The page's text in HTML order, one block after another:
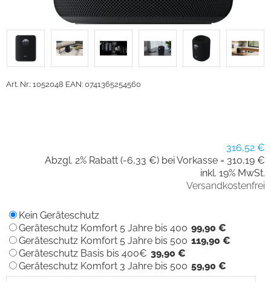
Art. Nr.: 1052048 EAN: 0741365254560
316,52 €
Abzgl. 2% Rabatt (-6,33 €) bei Vorkasse = 310,19 €
inkl. 19% MwSt.
Versandkostenfrei
Kein Geräteschutz
Geräteschutz Komfort 5 Jahre bis 400 99,90 €
Geräteschutz Komfort 5 Jahre bis 500 119,90 €
Geräteschutz Basis bis 400€ 39,90 €
Geräteschutz Komfort 3 Jahre bis 500 59,90 €